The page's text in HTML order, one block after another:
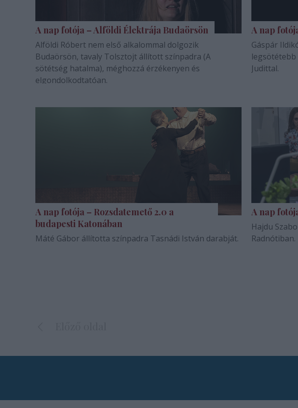
A nap fotója – Alföldi Élektrája Budaörsön
Alföldi Róbert nem első alkalommal dolgozik
Budaörsön, tavaly Tolsztojt állított színpadra (A
sötétség hatalma), méghozzá érzékenyen és
elgondolkodtatóan.
A nap
Gáspár
legsötétebb
Judittal.
A nap fotója – Rozsdatemető 2.0 a
budapesti Katonában
Máté Gábor állította színpadra Tasnádi István darabját.
A nap
Hajdu